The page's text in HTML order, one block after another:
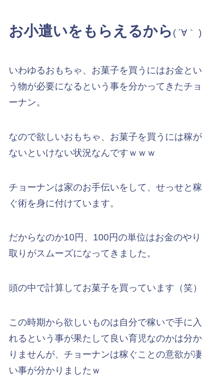
お小遣いをもらえるから ( ´∀｀ )
いわゆるおもちゃ、お菓子を買うにはお金とい
う物が必要になるという事を分かってきたチョ
ーナン。
なので欲しいおもちゃ、お菓子を買うには稼が
ないといけない状況なんですｗｗｗ
チョーナンは家のお手伝いをして、せっせと稼
ぐ術を身に付けています。
だからなのか10円、100円の単位はお金のやり
取りがスムーズになってきました。
頭の中で計算してお菓子を買っています（笑）
この時期から欲しいものは自分で稼いで手に入
れるという事が果たして良い育児なのかは分か
りませんが、チョーナンは稼ぐことの意欲が凄
い事が分かりましたｗ